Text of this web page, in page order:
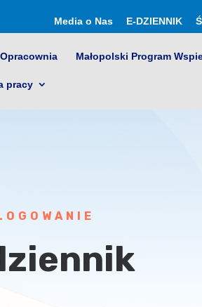
Media o Nas E-DZIENNIK
Małopolski Program
pracy